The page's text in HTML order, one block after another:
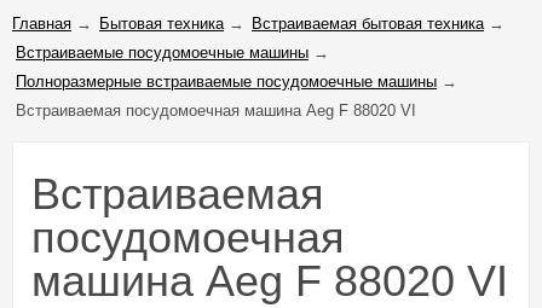
Главная → Бытовая техника→ Встраиваемая бытовая техника→
Встраиваемые посудомоечные машины →
Полноразмерные встраиваемые посудомоечные машины →
Встраиваемая посудомоечная машина Aeg F 88020 VI
Встраиваемая
посудомоечная
машина Aeg F 88020 VI